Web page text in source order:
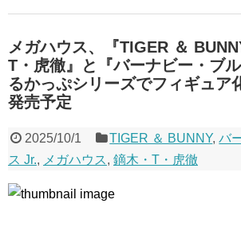
メガハウス、『TIGER ＆
T・虎徹』と『バーナビー・ブ
るかっぷシリーズでフィギュア
発売予定
2025/10/1 TIGER ＆ BUNNY,バ
ス Jr., メガハウス, 鏑木・T・虎徹